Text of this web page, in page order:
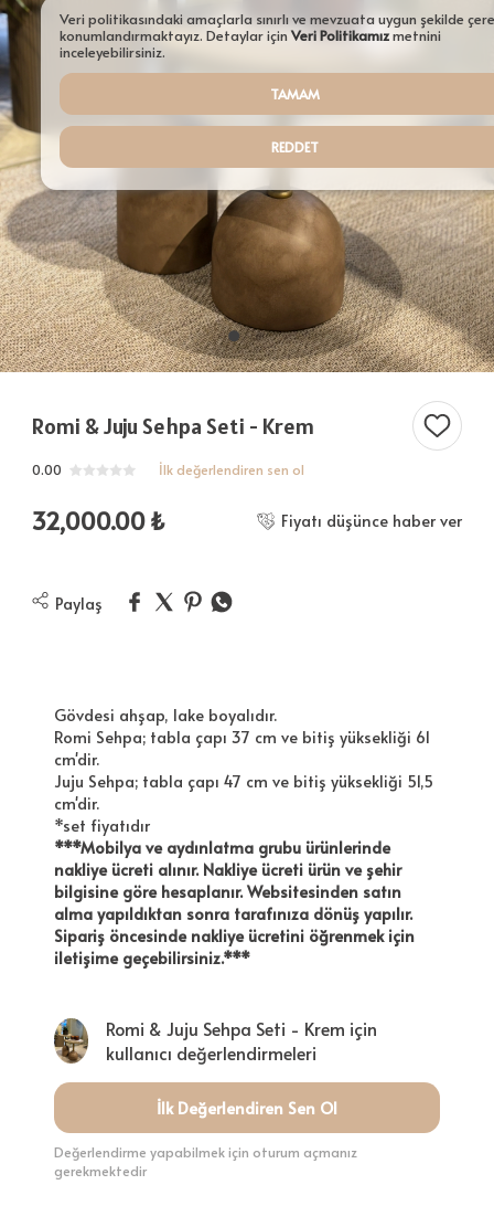
Aydınlatmalar
Tepsiler
Saksılar
Servisler
Sehpalar
Tüm Ürünler ürünleri
Romi & Juju Sehpa Seti - Krem
0.00 İlk değerlendiren sen ol
32,000.00₺ Fiyatı düşünce haber ver
Paylaş
Gövdesi ahşap, lake boyalıdır.
Romi Sehpa; tabla çapı 37 cm ve bitiş yüksekliği 61
cm'dir.
Juju Sehpa; tabla çapı 47 cm ve bitiş yüksekliği 51,5
cm'dir.
*set fiyatıdır
***Mobilya ve aydınlatma grubu ürünlerinde
nakliye ücreti alınır. Nakliye ücreti ürün ve şehir
bilgisine göre hesaplanır. Websitesinden satın
alma yapıldıktan sonra tarafınıza dönüş yapılır.
Sipariş öncesinde nakliye ücretini öğrenmek için
iletişime geçebilirsiniz.***
Romi & Juju Sehpa Seti - Krem için
kullanıcı değerlendirmeleri
İlk Değerlendiren Sen Ol
Değerlendirme yapabilmek için oturum açmanız
gerekmektedir
Veri politikasındaki amaçlarla sınırlı ve mevzuata uygun şekilde
konumlandırmaktayız. Detaylar içinVeri Politikamızmetnini
inceleyebilirsiniz.
TAMAM
REDDET